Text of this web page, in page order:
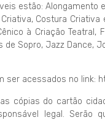
estão: Alongamento
Costura
à Criação Teatral,
de Sopro, Jazz Dance,
ser acessados no link:
cópias do cartão
legal.